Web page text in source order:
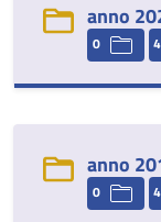
anno
0 4
anno
0 4